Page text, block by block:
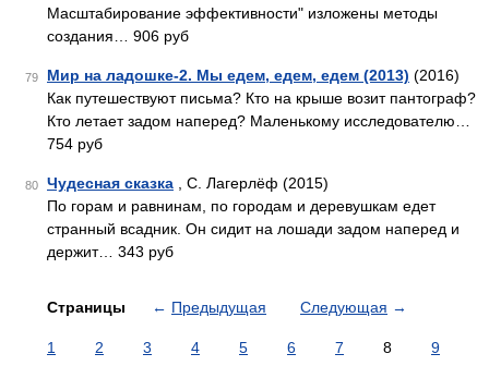
Масштабирование эффективности" изложены методы
создания… 906 руб
79 Мир на ладошке-2. Мы едем, едем, едем (2013) (2016)
Как путешествуют письма? Кто на крыше возит пантограф?
Кто летает задом наперед? Маленькому исследователю…
754 руб
80 Чудесная сказка , С. Лагерлёф (2015)
По горам и равнинам, по городам и деревушкам едет
странный всадник. Он сидит на лошади задом наперед и
держит… 343 руб
Страницы ← Предыдущая Следующая →
1 2 3 4 5 6 7 8
9